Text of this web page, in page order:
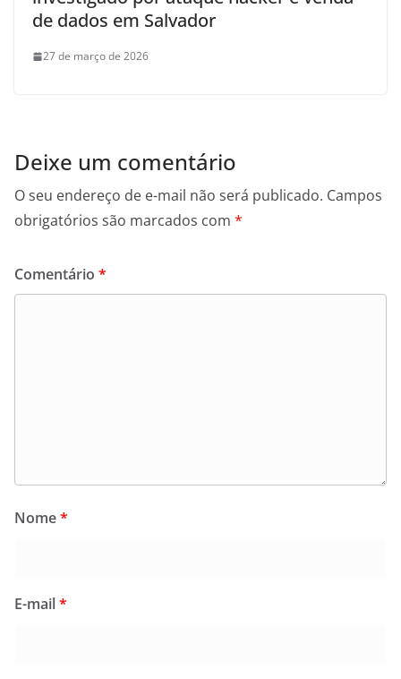
de dados em Salvador
27 de março de 2026
Deixe um comentário
O seu endereço de e-mail não será publicado. Campos
obrigatórios são marcados com *
Comentário *
Nome*
E-mail*